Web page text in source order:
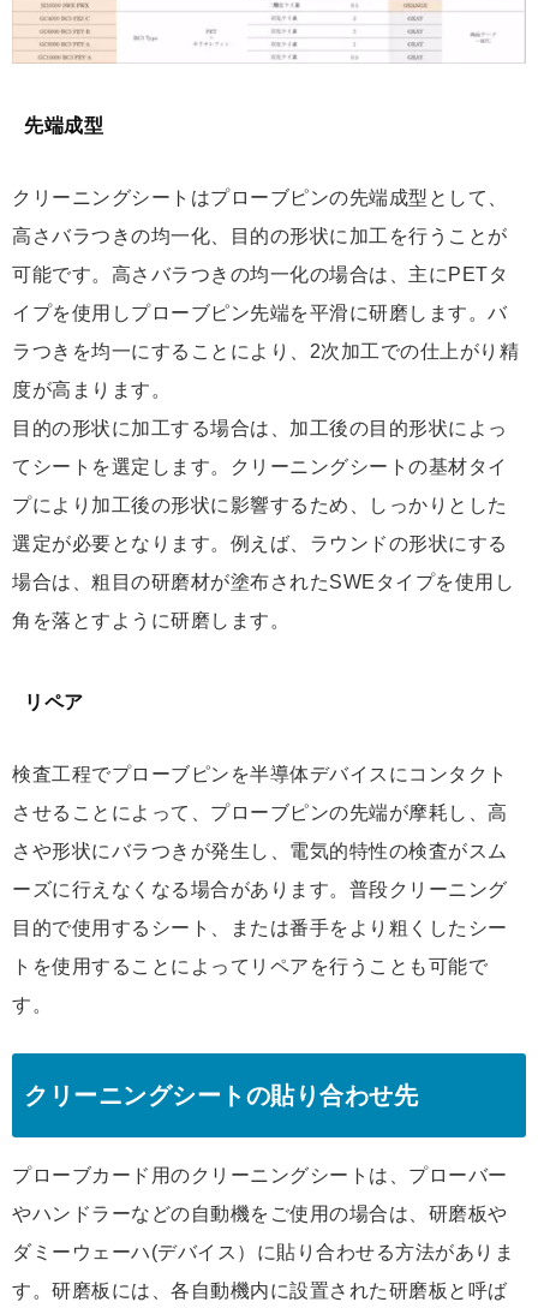
先端成型
クリーニングシートはプローブピンの先端成型として、
高さバラつきの均一化、目的の形状に加工を行うことが
可能です。高さバラつきの均一化の場合は、主にPETタ
イプを使用しプローブピン先端を平滑に研磨します。バ
ラつきを均一にすることにより、2次加工での仕上がり精
度が高まります。
目的の形状に加工する場合は、加工後の目的形状によっ
てシートを選定します。クリーニングシートの基材タイ
プにより加工後の形状に影響するため、しっかりとした
選定が必要となります。例えば、ラウンドの形状にする
場合は、粗目の研磨材が塗布されたSWEタイプを使用し
角を落とすように研磨します。
リペア
検査工程でプローブピンを半導体デバイスにコンタクト
させることによって、プローブピンの先端が摩耗し、高
さや形状にバラつきが発生し、電気的特性の検査がスム
ーズに行えなくなる場合があります。普段クリーニング
目的で使用するシート、または番手をより粗くしたシー
トを使用することによってリペアを行うことも可能で
す。
クリーニングシートの貼り合わせ先
プローブカード用のクリーニングシートは、プローバー
やハンドラーなどの自動機をご使用の場合は、研磨板や
ダミーウェーハ(デバイス）に貼り合わせる方法がありま
す。研磨板には、各自動機内に設置された研磨板と呼ば